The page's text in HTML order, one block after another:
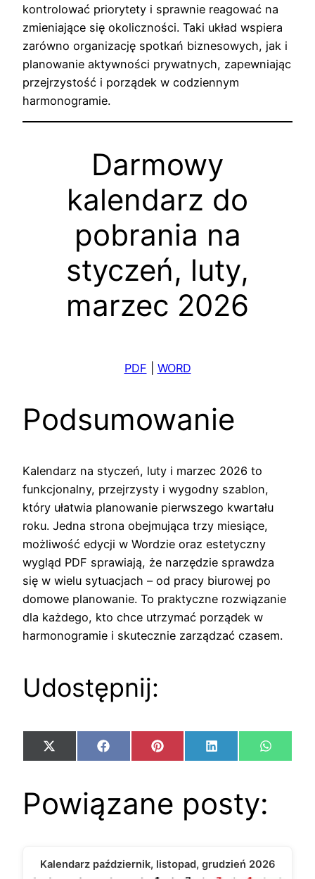
kontrolować priorytety i sprawnie reagować na
zmieniające się okoliczności. Taki układ wspiera
zarówno organizację spotkań biznesowych, jak i
planowanie aktywności prywatnych, zapewniając
przejrzystość i porządek w codziennym
harmonogramie.
Darmowy
kalendarz do
pobrania na
styczeń, luty,
marzec 2026
PDF WORD
Podsumowanie
Kalendarz na styczeń, luty i marzec 2026 to
funkcjonalny, przejrzysty i wygodny szablon,
który ułatwia planowanie pierwszego kwartału
roku. Jedna strona obejmująca trzy miesiące,
możliwość edycji w Wordzie oraz estetyczny
wygląd PDF sprawiają, że narzędzie sprawdza
się w wielu sytuacjach – od pracy biurowej po
domowe planowanie. To praktyczne rozwiązanie
dla każdego, kto chce utrzymać porządek w
harmonogramie i skutecznie zarządzać czasem.
Udostępnij:
Share
on
X
(Twitter)
Share
on
FacebookShare
on
Pinterest Share
on
LinkedIn Share
on
Powiązane posty:
Kalendarz październik, listopad, grudzień 2026